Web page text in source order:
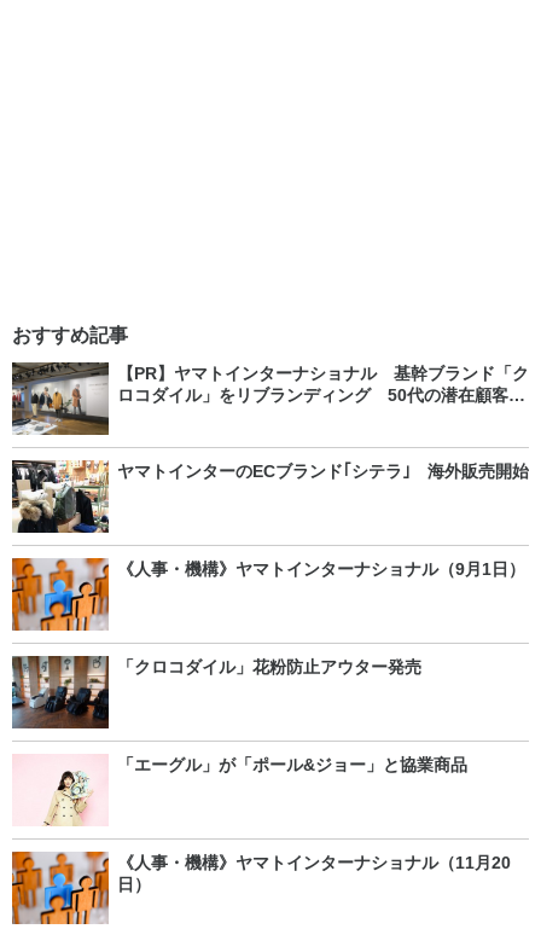
おすすめ記事
【PR】ヤマトインターナショナル 基幹ブランド「ク
ロコダイル」をリブランディング 50代の潜在顧客開
ヤマトインターのECブランド｢シテラ｣ 海外販売開始
《人事・機構》ヤマトインターナショナル（9月1日）
「クロコダイル」花粉防止アウター発売
「エーグル」が「ポール&ジョー」と協業商品
《人事・機構》ヤマトインターナショナル（11月20
日）